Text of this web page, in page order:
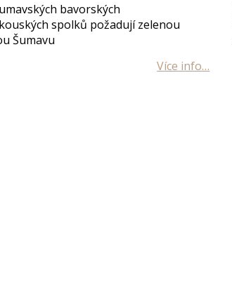
bavorských
spolků požadují zelenou
Šumavu